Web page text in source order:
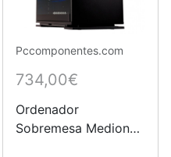
Pccomponentes.com
734,00€
Ordenador
Sobremesa Medion